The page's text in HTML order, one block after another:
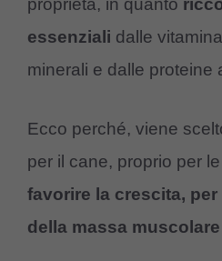
proprietà, in quanto
essenziali dalle
minerali e dalle proteine
Ecco perché, viene
per il cane, proprio per le
favorire la crescita,
della massa muscolare